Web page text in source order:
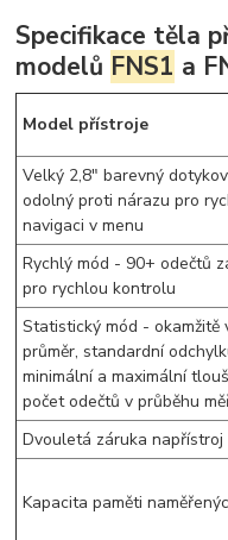
Specifikace těla
modelů FNS1 a
Model přístroje
Velký 2,8" barevný
odolný proti nárazu pro
navigaci v menu
Rychlý mód - 90+ odečtů
pro rychlou kontrolu
Statistický mód - okamžitě
průměr, standardní
minimální a maximální
počet odečtů v průběhu
Dvouletá záruka napřístroj
Kapacita paměti